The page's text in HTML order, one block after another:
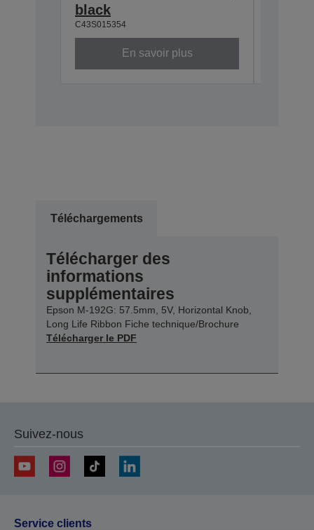
black
C43S015354
En savoir plus
Téléchargements
Télécharger des
informations
supplémentaires
Epson M-192G: 57.5mm, 5V, Horizontal Knob,
Long Life Ribbon Fiche technique/Brochure
Télécharger le PDF
Suivez-nous
Service clients